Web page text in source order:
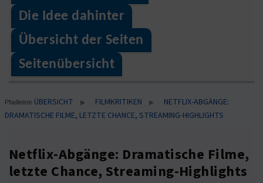
Die Idee dahinter
Übersicht der Seiten
Seitenübersicht
Pfadleiste ÜBERSICHT ▶ FILMKRITIKEN ▶
NETFLIX-ABGÄNGE:
DRAMATISCHE FILME, LETZTE CHANCE, STREAMING-HIGHLIGHTS
Netflix-Abgänge: Dramatische Filme,
letzte Chance, Streaming-Highlights